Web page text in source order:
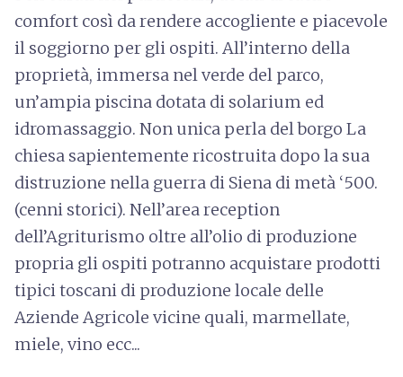
comfort così da rendere accogliente e piacevole
il soggiorno per gli ospiti. All’interno della
proprietà, immersa nel verde del parco,
un’ampia piscina dotata di solarium ed
idromassaggio. Non unica perla del borgo La
chiesa sapientemente ricostruita dopo la sua
distruzione nella guerra di Siena di metà ‘500.
(cenni storici). Nell’area reception
dell’Agriturismo oltre all’olio di produzione
propria gli ospiti potranno acquistare prodotti
tipici toscani di produzione locale delle
Aziende Agricole vicine quali, marmellate,
miele, vino ecc...